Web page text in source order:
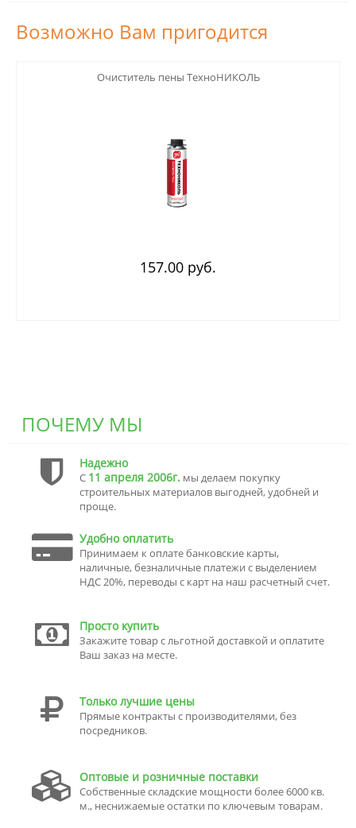
Возможно Вам пригодится
Очиститель пены ТехноНИКОЛЬ
157.00 руб.
ПОЧЕМУ МЫ
Надежно
С 11 апреля 2006г. мы делаем покупку
строительных материалов выгодней, удобней и
проще.
Удобно оплатить
Принимаем к оплате банковские карты,
наличные, безналичные платежи с выделением
НДС 20%, переводы с карт на наш расчетный счет.
Просто купить
Закажите товар с льготной доставкой и оплатите
Ваш заказ на месте.
Только лучшие цены
Прямые контракты с производителями, без
посредников.
Оптовые и розничные поставки
Собственные складские мощности более 6000 кв.
м., неснижаемые остатки по ключевым товарам.